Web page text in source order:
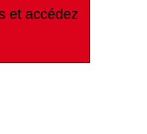
et accédez